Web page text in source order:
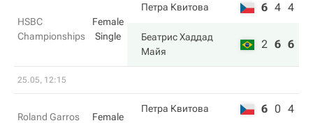
HSBC
Championships
Female
Single
Петра Квитова 6 4 4
Беатрис Хаддад
Майя
2 6 6
25.05, 12:15
Roland Garros
Female
Петра Квитова 6 0 4